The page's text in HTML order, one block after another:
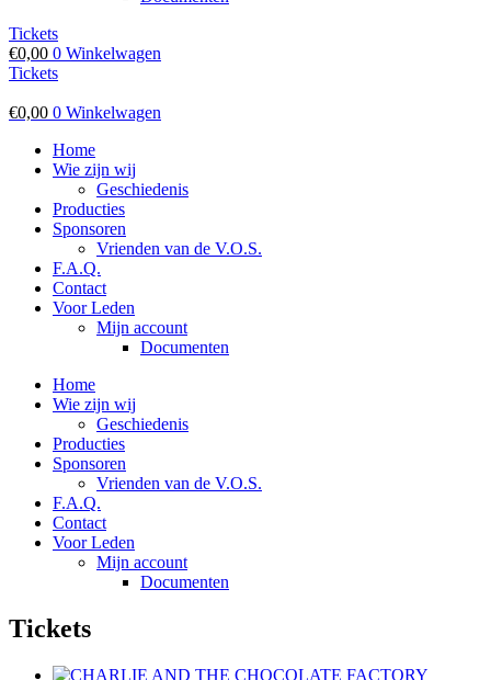
Tickets
€0,00 0 Winkelwagen
Tickets
€0,00 0 Winkelwagen
Home
Wie zijn wij
Geschiedenis
Producties
Sponsoren
Vrienden van de V.O.S.
F.A.Q.
Contact
Voor Leden
Mijn account
Documenten
Home
Wie zijn wij
Geschiedenis
Producties
Sponsoren
Vrienden van de V.O.S.
F.A.Q.
Contact
Voor Leden
Mijn account
Documenten
Tickets